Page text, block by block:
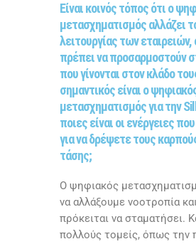
Είναι κοινός τόπος ότι ο
μετασχηματισμός αλλάζει
λειτουργίας των εταιρειών,
πρέπει να προσαρμοστούν
που γίνονται στον κλάδο
σημαντικός είναι ο
μετασχηματισμός για την
ποιες είναι οι ενέργειες
για να δρέψετε τους
τάσης;
Ο ψηφιακός
να αλλάξουμε νοοτροπία
πρόκειται να σταματήσει.
πολλούς τομείς, όπως την